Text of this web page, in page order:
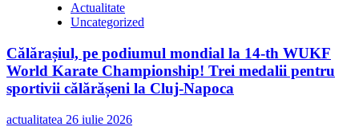
Actualitate
Uncategorized
Călărașiul, pe podiumul mondial la 14-th WUKF
World Karate Championship! Trei medalii pentru
sportivii călărășeni la Cluj-Napoca
actualitatea 26 iulie 2026